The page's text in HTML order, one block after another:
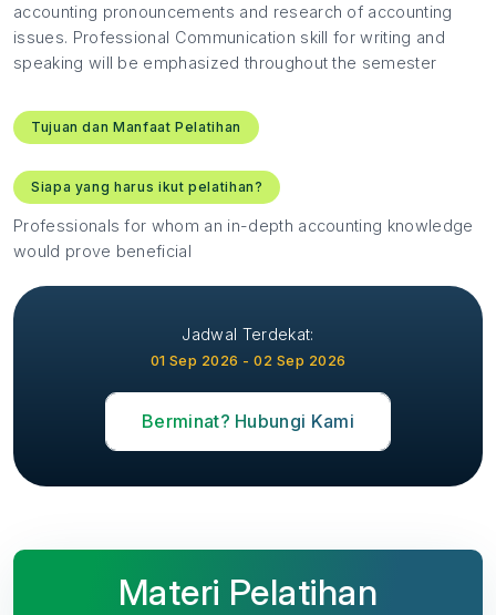
accounting pronouncements and research of accounting
issues. Professional Communication skill for writing and
speaking will be emphasized throughout the semester
Tujuan dan Manfaat Pelatihan
Siapa yang harus ikut pelatihan?
Professionals for whom an in-depth accounting knowledge
would prove beneficial
Jadwal Terdekat:
01 Sep 2026 - 02 Sep 2026
Berminat? Hubungi Kami
Materi Pelatihan